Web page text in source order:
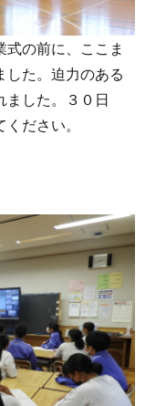
の前に、ここま
した。迫力のある
ました。３０日
ださい。